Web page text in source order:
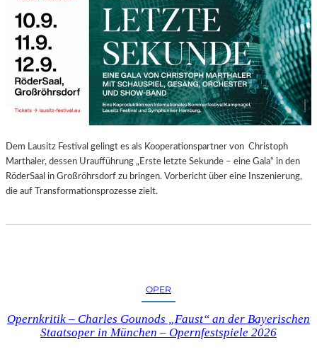
Ü
H
L
E
N
“
–
A
U
S
S
T
R
I
Dem Lausitz Festival gelingt es als Kooperationspartner von Christoph
Marthaler, dessen Uraufführung „Erste letzte Sekunde – eine Gala“ in den
RöderSaal in Großröhrsdorf zu bringen. Vorbericht über eine Inszenierung,
die auf Transformationsprozesse zielt.
OPER
Opernkritik – Charles Gounods „Faust“ an der Bayerischen
Staatsoper in München – Opernfestspiele 2026